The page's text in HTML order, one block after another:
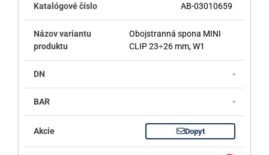
AB-03010659
Obojstranná spona MINI
CLIP 23÷26 mm, W1
-
-
Dopyt